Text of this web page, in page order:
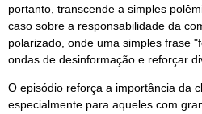
portanto, transcende a simples
caso sobre a responsabilidade da
polarizado, onde uma simples frase
ondas de desinformação e reforçar
O episódio reforça a importância da
especialmente para aqueles com